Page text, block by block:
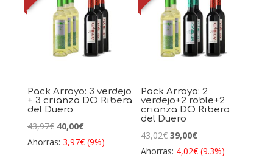
Pack Arroyo: 3 verdejo
+ 3 crianza DO Ribera
del Duero
43,97€ El
precio
40,00€El
precio
Ahorras: 3,97€ (9%)
Pack Arroyo: 2
verdejo+2 roble+2
crianza DO Ribera
del Duero
43,02€ El
precio
39,00€El
precio
Ahorras: 4,02€ (9.3%)